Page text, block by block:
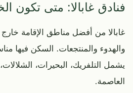
فنادق غابالا: متى تكون
غابالا من أفضل مناطق الإقامة خارج
والهدوء والمنتجعات. السكن فيها
يشمل التلفريك، البحيرات،
العاصمة.